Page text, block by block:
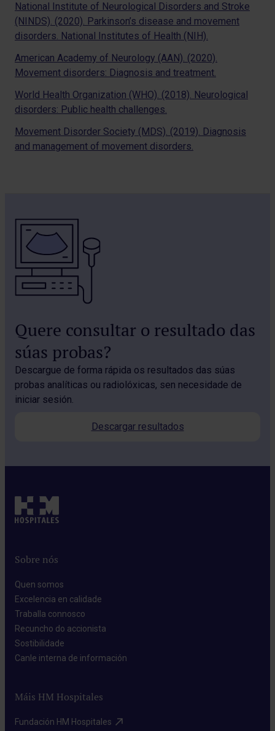
National Institute of Neurological Disorders and Stroke
(NINDS). (2020). Parkinson’s disease and movement
disorders. National Institutes of Health (NIH).
American Academy of Neurology (AAN). (2020).
Movement disorders: Diagnosis and treatment.
World Health Organization (WHO). (2018). Neurological
disorders: Public health challenges.
Movement Disorder Society (MDS). (2019). Diagnosis
and management of movement disorders.
Quere consultar o resultado das
súas probas?
Descargue de forma rápida os resultados das súas
probas analíticas ou radiolóxicas, sen necesidade de
iniciar sesión.
Descargar resultados
Sobre nós
Quen somos​
Excelencia en calidade​
Traballa connosco​
Recuncho do accionista​
Sostibilidade​
Canle interna de información​
Máis HM Hospitales
Fundación HM Hospitales​